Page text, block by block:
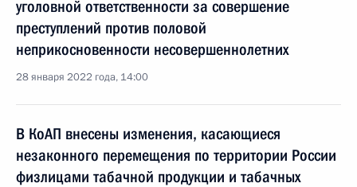
уголовной ответственности за совершение
преступлений против половой
неприкосновенности несовершеннолетних
28 января 2022 года, 14:00
В КоАП внесены изменения, касающиеся
незаконного перемещения по территории России
физлицами табачной продукции и табачных